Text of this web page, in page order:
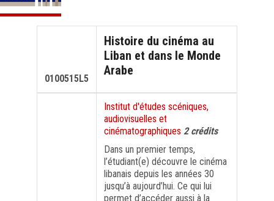
RECHERCHE
SOLIDARITÉ
FORMATION PROFESSIONNELLE
0100515L5
Histoire du cinéma au
Liban et dans le Monde
Arabe
Institut d'études scéniques,
audiovisuelles et
cinématographiques 2 crédits
Dans un premier temps,
l’étudiant(e) découvre le cinéma
libanais depuis les années 30
jusqu’à aujourd’hui. Ce qui lui
permet d’accéder aussi à la